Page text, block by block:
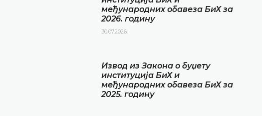
међународних обавеза БиХ за
2026. годину
30.07.2026.
Извод из Закона о буџету
институција БиХ и
међународних обавеза БиХ за
2025. годину